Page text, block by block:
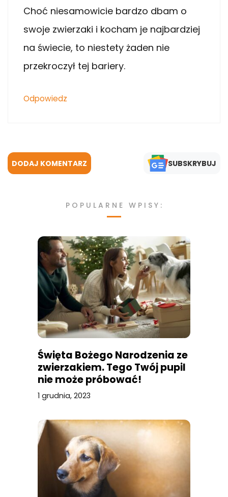
Choć niesamowicie bardzo dbam o
swoje zwierzaki i kocham je najbardziej
na świecie, to niestety żaden nie
przekroczył tej bariery.
Odpowiedz
DODAJ KOMENTARZ SUBSKRYBUJ
POPULARNE WPISY:
Święta Bożego Narodzenia ze
zwierzakiem. Tego Twój pupil
nie może próbować!
1 grudnia, 2023